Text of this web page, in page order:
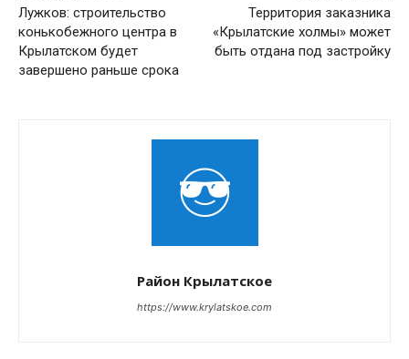
Лужков: строительство
конькобежного центра в
Крылатском будет
завершено раньше срока
Территория заказника
«Крылатские холмы» может
быть отдана под застройку
Район Крылатское
https://www.krylatskoe.com